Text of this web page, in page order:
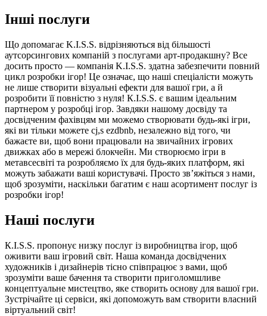
Інші послуги
Що допомагає K.I.S.S. відрізняються від більшості
аутсорсингових компаній з послугами арт-продакшну? Все
досить просто — компанія K.I.S.S. здатна забезпечити повний
цикл розробки ігор! Це означає, що наші спеціалісти можуть
не лише створити візуальні ефекти для вашої гри, а й
розробити її повністю з нуля! К.І.S.S. є вашим ідеальним
партнером у розробці ігор. Завдяки нашому досвіду та
досвідченим фахівцям ми можемо створювати будь-які ігри,
які ви тільки можете cj,s ezdbnb, незалежно від того, чи
бажаєте ви, щоб вони працювали на звичайних ігрових
движках або в мережі блокчейн. Ми створюємо ігри в
метавсесвіті та розробляємо їх для будь-яких платформ, які
можуть забажати ваші користувачі. Просто зв’яжіться з нами,
щоб зрозуміти, наскільки багатим є наш асортимент послуг із
розробки ігор!
Наші послуги
К.І.S.S. пропонує низку послуг із виробництва ігор, щоб
оживити ваш ігровий світ. Наша команда досвідчених
художників і дизайнерів тісно співпрацює з вами, щоб
зрозуміти ваше бачення та створити приголомшливе
концептуальне мистецтво, яке створить основу для вашої гри.
Зустрічайте ці сервіси, які допоможуть вам створити власний
віртуальний світ!